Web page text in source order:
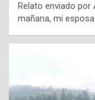
Relato enviado por
mañana, mi